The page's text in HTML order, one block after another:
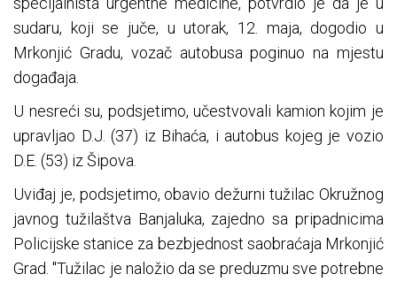
sudaru, koji se juče, u utorak, 12. maja, dogodio u
Mrkonjić Gradu, vozač autobusa poginuo na mjestu
događaja.
U nesreći su, podsjetimo, učestvovali kamion kojim je
upravljao D.J. (37) iz Bihaća, i autobus kojeg je vozio
D.E. (53) iz Šipova.
Uviđaj je, podsjetimo, obavio dežurni tužilac Okružnog
javnog tužilaštva Banjaluka, zajedno sa pripadnicima
Policijske stanice za bezbjednost saobraćaja Mrkonjić
Grad. "Tužilac je naložio da se preduzmu sve potrebne